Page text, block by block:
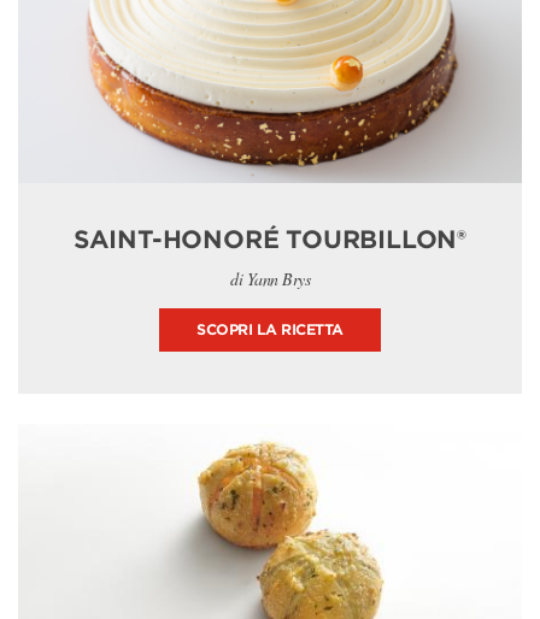
SAINT-HONORÉ TOURBILLON®
di Yann Brys
SCOPRI LA RICETTA